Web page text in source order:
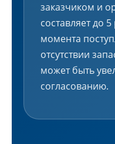
заказчиком и
составляет до
момента
отсутствии
может быть
согласованию.